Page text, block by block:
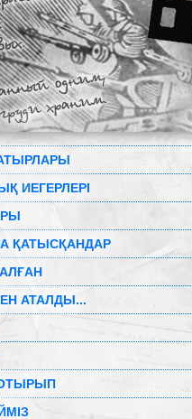
ИЕГЕРЛЕРІ
ҚАТЫСҚАНДАР
АТАЛДЫ...
ОТЫРЫП